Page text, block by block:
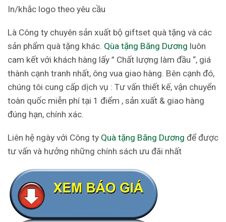
In/khắc logo theo yêu cầu
Là Công ty chuyên sản xuất bộ giftset quà tặng và các
sản phẩm quà tặng khác. Qùa tặng Băng Dương luôn
cam kết với khách hàng lấy ” Chất lượng làm đầu “, giá
thành cạnh tranh nhất, ông vua giao hàng. Bên cạnh đó,
chúng tôi cung cấp dịch vụ : Tư vấn thiết kế, vận chuyển
toàn quốc miễn phí tại 1 điểm , sản xuất & giao hàng
đúng hạn, chính xác.
Liên hệ ngày với Công ty Quà tặng Băng Dương để được
tư vấn và hưởng những chính sách ưu đãi nhất